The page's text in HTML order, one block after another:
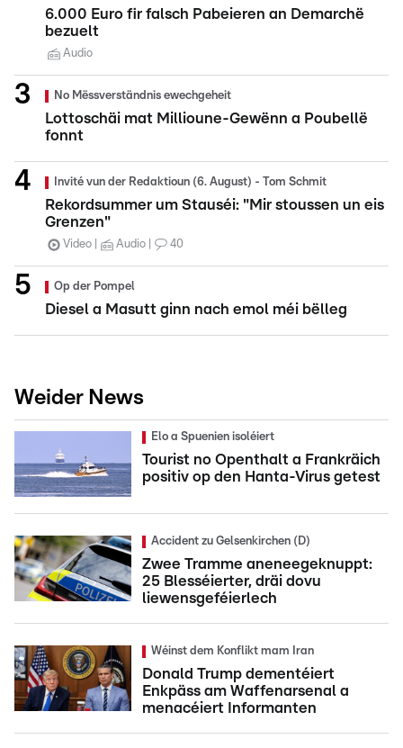
6.000 Euro fir falsch Pabeieren an Demarchë
bezuelt
Audio
No Mëssverständnis ewechgeheit
Lottoschäi mat Millioune-Gewënn a Poubellë
fonnt
Invité vun der Redaktioun (6. August) - Tom Schmit
Rekordsummer um Stauséi: "Mir stoussen un eis
Grenzen"
Video Audio 40
Op der Pompel
Diesel a Masutt ginn nach emol méi bëlleg
Weider News
Elo a Spuenien isoléiert
Tourist no Openthalt a Frankräich
positiv op den Hanta-Virus getest
Accident zu Gelsenkirchen (D)
Zwee Tramme aneneegeknuppt:
25 Blesséierter, dräi dovu
liewensgeféierlech
Wéinst dem Konflikt mam Iran
Donald Trump dementéiert
Enkpäss am Waffenarsenal a
menacéiert Informanten